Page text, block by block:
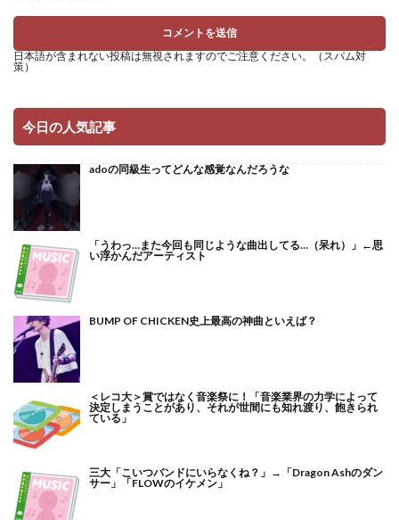
日本語が含まれない投稿は無視されますのでご注意ください。（スパム対
策）
今日の人気記事
adoの同級生ってどんな感覚なんだろうな
「うわっ…また今回も同じような曲出してる…（呆れ）」←思
い浮かんだアーティスト
BUMP OF CHICKEN史上最高の神曲といえば？
＜レコ大＞賞ではなく音楽祭に！「音楽業界の力学によって
決定しまうことがあり、それが世間にも知れ渡り、飽きられ
ている」
三大「こいつバンドにいらなくね？」→「Dragon Ashのダン
サー」「FLOWのイケメン」